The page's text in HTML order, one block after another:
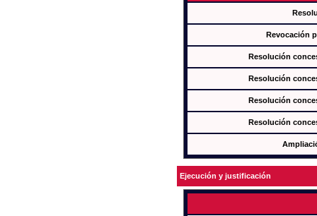
Revocación
Resolución
Resolución
Resolución
Resolución
Ejecución y justificación